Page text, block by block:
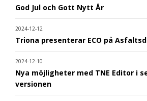
God Jul och Gott Nytt År
2024-12-12
Triona presenterar ECO på
2024-12-10
Nya möjligheter med TNE Editor i
versionen